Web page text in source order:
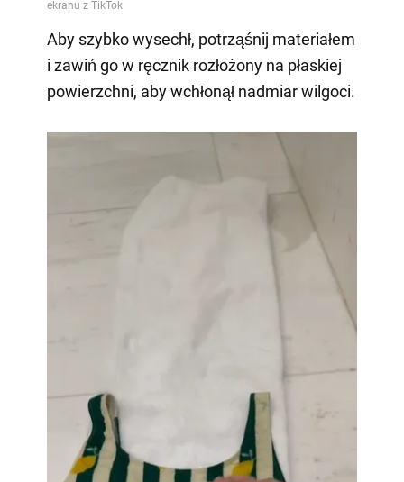
Aby szybko wysechł, potrząśnij materiałem
i zawiń go w ręcznik rozłożony na płaskiej
powierzchni, aby wchłonął nadmiar wilgoci.